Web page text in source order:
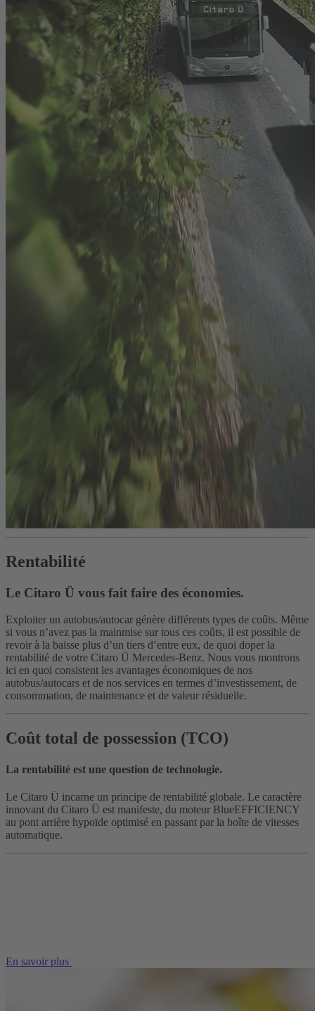
Rentabilité
Le Citaro Ü vous fait faire des économies.
Exploiter un autobus/autocar génère différents types de coûts. Même
si vous n’avez pas la mainmise sur tous ces coûts, il est possible de
revoir à la baisse plus d’un tiers d’entre eux, de quoi doper la
rentabilité de votre Citaro Ü Mercedes-Benz. Nous vous montrons
ici en quoi consistent les avantages économiques de nos
autobus/autocars et de nos services en termes d’investissement, de
consommation, de maintenance et de valeur résiduelle.
Coût total de possession (TCO)
La rentabilité est une question de technologie.
Le Citaro Ü incarne un principe de rentabilité globale. Le caractère
innovant du Citaro Ü est manifeste, du moteur BlueEFFICIENCY
au pont arrière hypoïde optimisé en passant par la boîte de vitesses
automatique.
En savoir plus